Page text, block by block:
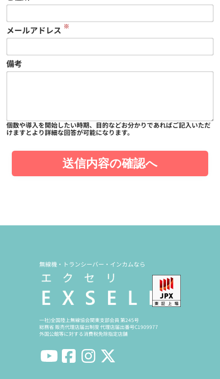
メールアドレス ※
備考
個数や導入を開始したい時期、目的などお分かりであればご記入いただ
けますとより詳細な回答が可能になります。
送信内容の確認へ
無線機・トランシーバー・インカムなら
一社)全国陸上無線協会関東支部会員 第245号
総務省 販売代理店届出制度 代理店届出番号C1909977
外国公館等に対する消費税免除指定店舗